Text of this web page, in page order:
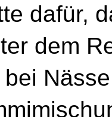
dafür,
dem